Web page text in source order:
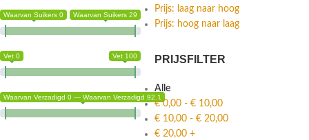
Waarvan Suikers 0 Waarvan Suikers 29
Vet 0 Vet 100
Waarvan Verzadigd 0 — Waarvan Verzadigd 92.1
Prijs: laag naar hoog
Prijs: hoog naar laag
PRIJSFILTER
Alle
€0,00 - € 10,00
€ 10,00 - € 20,00
€ 20,00 +